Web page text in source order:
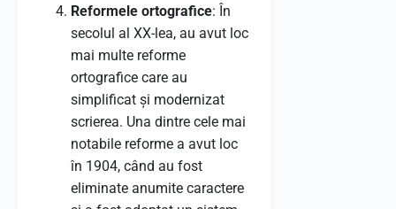
Reformele ortografice: În
secolul al XX-lea, au avut loc
mai multe reforme
ortografice care au
simplificat și modernizat
scrierea. Una dintre cele mai
notabile reforme a avut loc
în 1904, când au fost
eliminate anumite caractere